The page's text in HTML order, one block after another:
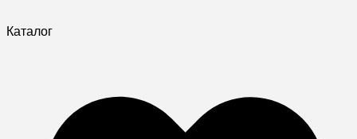
Каталог